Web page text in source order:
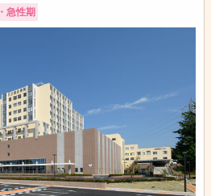
急性期